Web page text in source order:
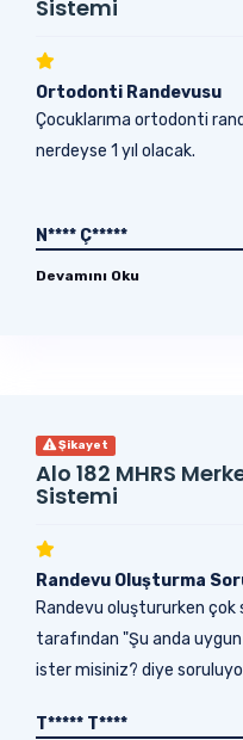
Sistemi
Ortodonti Randevusu
Çocuklarıma ortodonti
nerdeyse 1 yıl olacak.
N**** Ç*****
Devamını Oku
Şikayet
Alo 182 MHRS
Sistemi
Randevu Oluşturma
Randevu oluştururken çok
tarafından "Şu anda
ister misiniz? diye
T***** T****